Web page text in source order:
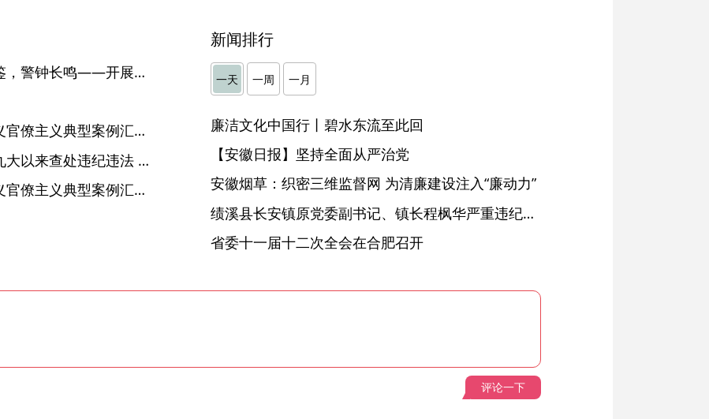
【警示教育读本】《以案为鉴，警钟长鸣——开展新一轮深化“三个以案”警示教育读本》
【警示教育读本】《形式主义官僚主义典型案例汇编（一）（二）》
【警示教育读本】《党的十九大以来查处违纪违法 党员干部案件警示录》
【警示教育读本】《形式主义官僚主义典型案例汇编》
新闻排行
一天 一周 一月
廉洁文化中国行丨碧水东流至此回
【安徽日报】坚持全面从严治党
安徽烟草：织密三维监督网 为清廉建设注入“廉动力”
绩溪县长安镇原党委副书记、镇长程枫华严重违纪违法被开除党籍和公职
省委十一届十二次全会在合肥召开
评论一下